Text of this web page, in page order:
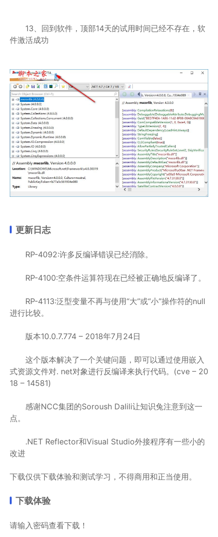
13、回到软件，顶部14天的试用时间已经不存在，软
件激活成功
更新日志
RP-4092:许多反编译错误已经消除。
RP-4100:空条件运算符现在已经被正确地反编译了。
RP-4113:泛型变量不再与使用“大”或“小”操作符的null
进行比较。
版本10.0.7.774 – 2018年7月24日
这个版本解决了一个关键问题，即可以通过使用嵌入
式资源文件对. net对象进行反编译来执行代码。(cve – 20
18 – 14581)
感谢NCC集团的Soroush Dalili让知识兔注意到这一
点。
.NET Reflector和Visual Studio外接程序有一些小的
改进
下载仅供下载体验和测试学习，不得商用和正当使用。
下载体验
请输入密码查看下载！